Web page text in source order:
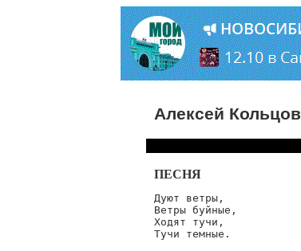
Алексей Кольцов
ПЕСНЯ
Дуют ветры,
Ветры буйные,
Ходят тучи,
Тучи темные.